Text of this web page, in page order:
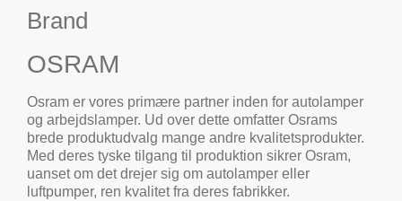
Brand
OSRAM
Osram er vores primære partner inden for autolamper
og arbejdslamper. Ud over dette omfatter Osrams
brede produktudvalg mange andre kvalitetsprodukter.
Med deres tyske tilgang til produktion sikrer Osram,
uanset om det drejer sig om autolamper eller
luftpumper, ren kvalitet fra deres fabrikker.